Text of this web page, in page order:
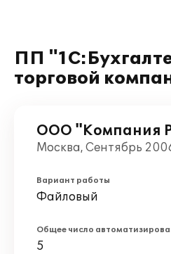
ПП
торговой
ООО "Компания
Москва, Сентябрь
Вариант работы
Файловый
Общее число
5